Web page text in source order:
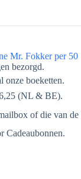
Mr. Fokker per 50
bezorgd.
onze boeketten.
(NL & BE).
of die van de
Cadeaubonnen.